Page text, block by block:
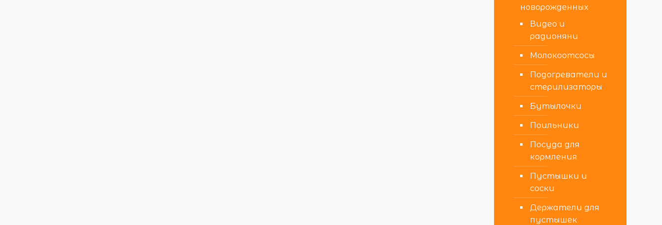
новорожденных
Видео и
радионяни
Молокоотсосы
Подогреватели и
стерилизаторы
Бутылочки
Поильники
Посуда для
кормления
Пустышки и
соски
Держатели для
пустышек